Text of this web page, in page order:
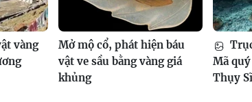
vàng
Mở mộ cổ, phát hiện báu
vật ve sầu bằng vàng giá
khủng
Mã
Thụy Sĩ